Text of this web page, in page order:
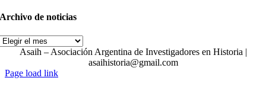
Archivo de noticias
Asaih – Asociación Argentina de Investigadores en Historia |
asaihistoria@gmail.com
Page load link